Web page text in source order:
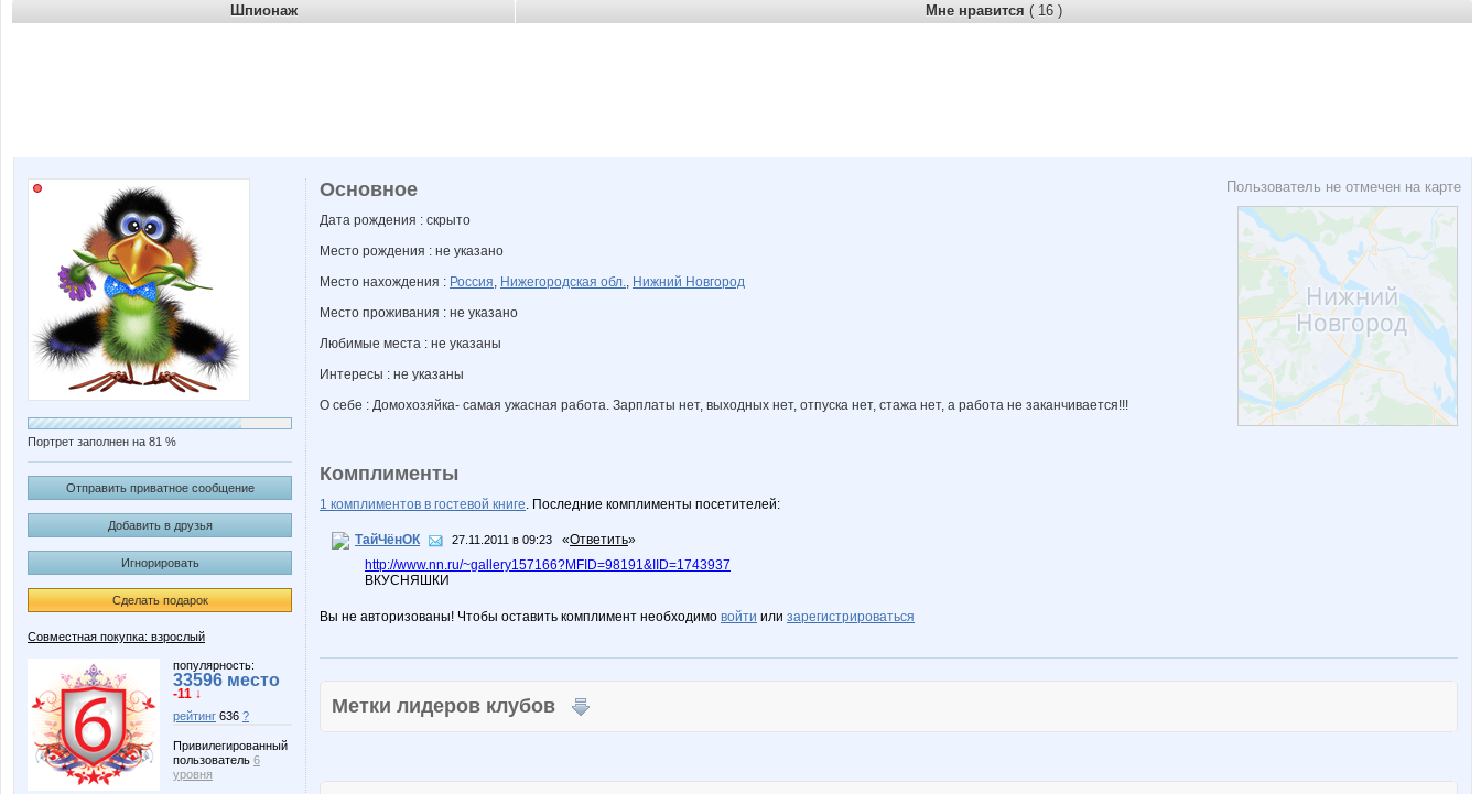
Шпионаж
Мне нравится ( 16 )
Портрет заполнен на 81 %
Отправить приватное сообщение
Добавить в друзья
Игнорировать
Сделать подарок
Совместная покупка: взрослый
популярность:
33596 место
-11 ↓
рейтинг 636 ?
Привилегированный
пользователь 6
уровня
Пользователь не отмечен на карте
Основное
Дата рождения : скрыто
Место рождения : не указано
Место нахождения : Россия, Нижегородская обл., Нижний Новгород
Место проживания : не указано
Любимые места : не указаны
Интересы : не указаны
О себе : Домохозяйка- самая ужасная работа. Зарплаты нет, выходных нет, отпуска нет, стажа нет, а работа не заканчивается!!!
Комплименты
1 комплиментов в гостевой книге. Последние комплименты посетителей:
ТайЧёнОК 27.11.2011 в 09:23 «Ответить»
http://www.nn.ru/~gallery157166?MFID=98191&IID=1743937
ВКУСНЯШКИ
Вы не авторизованы! Чтобы оставить комплимент необходимо войти или зарегистрироваться
Метки лидеров клубов